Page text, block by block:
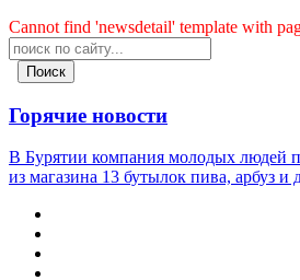
Cannot find 'newsdetail' template with
Поиск
Горячие новости
В Бурятии компания молодых людей
из магазина 13 бутылок пива, арбуз